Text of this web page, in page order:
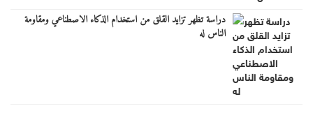
دراسة تظهر تزايد القلق من استخدام الذكاء الاصطناعي ومقاومة
الناس له